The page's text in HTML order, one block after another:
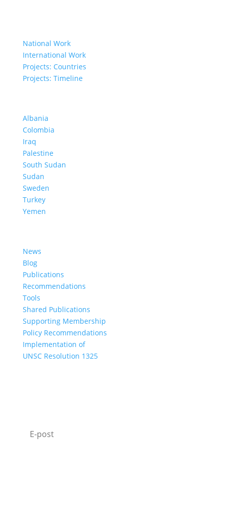
National Work
International Work
Projects: Countries
Projects: Timeline
Albania
Colombia
Iraq
Palestine
South Sudan
Sudan
Sweden
Turkey
Yemen
News
Blog
Publications
Recommendations
Tools
Shared Publications
Supporting Membership
Policy Recommendations
Implementation of
UNSC Resolution 1325